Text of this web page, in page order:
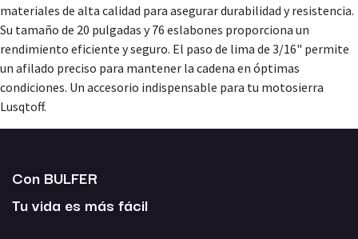
materiales de alta calidad para asegurar durabilidad y resistencia.
Su tamaño de 20 pulgadas y 76 eslabones proporciona un
rendimiento eficiente y seguro. El paso de lima de 3/16" permite
un afilado preciso para mantener la cadena en óptimas
condiciones. Un accesorio indispensable para tu motosierra
Lusqtoff.
Con BULFER
Tu vida es más fácil